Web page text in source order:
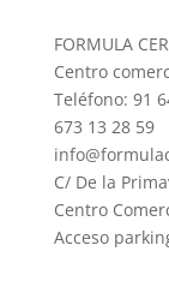
FORMULA
Centro
Teléfono: 91
673 13 28 59
C/ De la
Centro
Acceso